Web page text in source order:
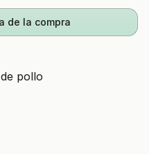
de la compra
pollo